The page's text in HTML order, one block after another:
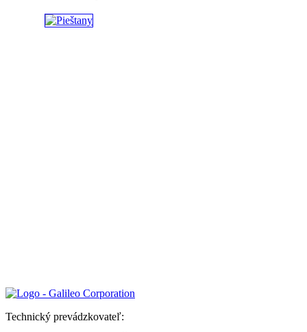
Technický prevádzkovateľ: